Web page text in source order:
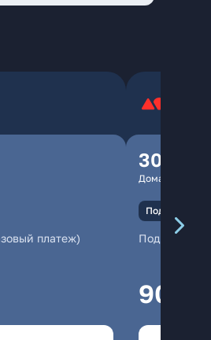
платеж)
300
Домашний
Подключение
900